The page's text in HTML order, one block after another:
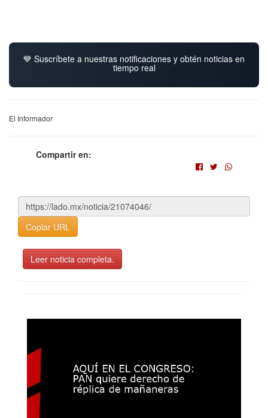
💙 Suscríbete a nuestras notificaciones y obtén noticias en
tiempo real
El Informador
Compartir en:
Copiar URL
Leer noticia completa.